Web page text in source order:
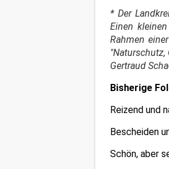
* Der
Einen
Rahmen
"Naturschutz,
Gertraud
Bisherige
Reizend und
Bescheiden
Schön, aber